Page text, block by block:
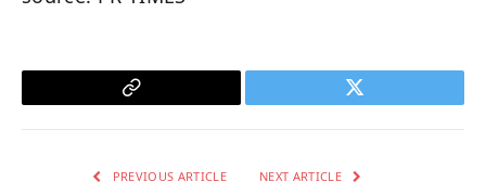
Copy
Twitter
PREVIOUS ARTICLE NEXT ARTICLE